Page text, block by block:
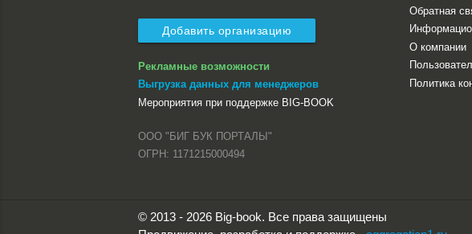
Добавить организацию
Рекламные возможности
Выгрузка данных для менеджеров
Мероприятия при поддержке BIG-BOOK
Обратная
О компании
Политика
ООО "БИГ БУК ПОРТАЛЫ"
ОГРН: 1171215000494
© 2013 - 2026 Big-book. Все права защищены